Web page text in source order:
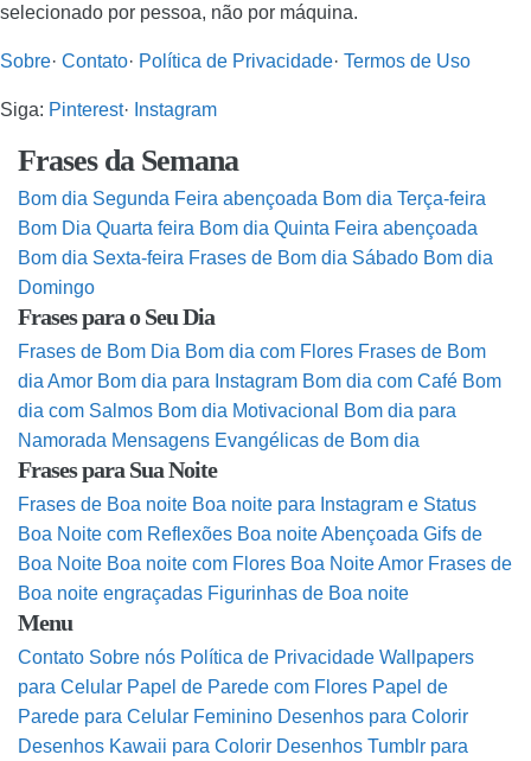
selecionado por pessoa, não por máquina.
Sobre· Contato· Política de Privacidade· Termos de Uso
Siga: Pinterest· Instagram
Frases da Semana
Bom dia Segunda Feira abençoada Bom dia Terça-feira
Bom Dia Quarta feira Bom dia Quinta Feira abençoada
Bom dia Sexta-feira Frases de Bom dia Sábado Bom dia
Domingo
Frases para o Seu Dia
Frases de Bom Dia Bom dia com Flores Frases de Bom
dia Amor Bom dia para Instagram Bom dia com Café Bom
dia com Salmos Bom dia Motivacional
Bom dia para
Namorada Mensagens Evangélicas de Bom dia
Frases para Sua Noite
Frases de Boa noite Boa noite para Instagram e Status
Boa Noite com Reflexões Boa noite Abençoada Gifs de
Boa Noite Boa noite com Flores Boa Noite Amor Frases de
Boa noite engraçadas Figurinhas de Boa noite
Menu
Contato Sobre nós Política de Privacidade Wallpapers
para Celular Papel de Parede com Flores Papel de
Parede para Celular Feminino Desenhos para Colorir
Desenhos Kawaii para Colorir Desenhos Tumblr para